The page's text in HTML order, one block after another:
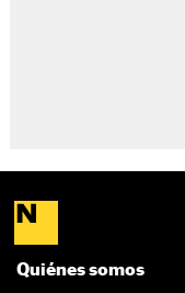
Quiénes somos